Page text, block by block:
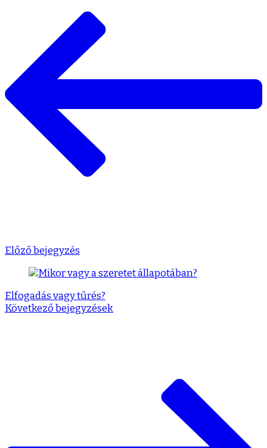
Előző bejegyzés
Elfogadás vagy tűrés?
Következő bejegyzések